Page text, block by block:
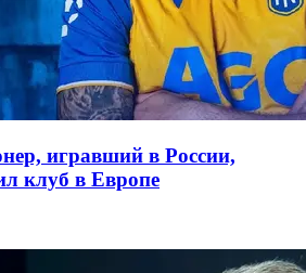
игравший в России,
клуб в Европе